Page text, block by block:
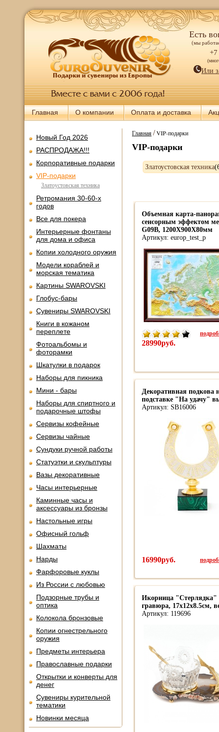
Есть
(мы
+7
Или
Главная О компании Оплата и доставка
Новый Год 2026
РАСПРОДАЖА!!!
Корпоративные подарки
VIP-подарки
Златоустовская техника
Ретромания 30-60-х
годов
Все для покера
Интерьерные фонтаны
для дома и офиса
Копии холодного оружия
Модели кораблей и
морская тематика
Картины SWAROVSKI
Глобус-бары
Сувениры SWAROVSKI
Книги в кожаном
переплете
Фотоальбомы и
фоторамки
Шкатулки в подарок
Наборы для пикника
Мини - бары
Наборы для спиртного и
подарочные штофы
Сервизы кофейные
Сервизы чайные
Сундуки ручной работы
Статуэтки и скульптуры
Вазы декоративные
Часы интерьерные
Каминные часы и
аксессуары из бронзы
Настольные игры
Офисный гольф
Шахматы
Нарды
Фарфоровые куклы
Из России с любовью
Подзорные трубы и
оптика
Колокола бронзовые
Копии огнестрельного
оружия
Предметы интерьера
Православные подарки
Открытки и конверты для
денег
Сувениры курительной
тематики
Новинки месяца
Главная/VIP-подарки
VIP-подарки
Златоустовская техника
Объемная карта-
сенсорным эффектом
G09B, 1200Х900Х80мм
Артикул: europ_test_p
28990руб.
Декоративная подкова
подставке "На удачу"
Артикул: SB16006
16990руб.
Икорница "Стерлядка"
гравюра, 17x12x8.5см,
Артикул: 119696